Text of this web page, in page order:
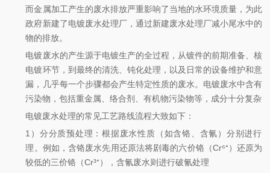
而金属加工产生的废水排放严重影响了当地的水环境质量，为此
政府新建了电镀废水处理厂，通过新建废水处理厂减小尾水中的
物的排放。
电镀废水的产生源于电镀生产的全过程，从镀件的前期准备、核
电镀环节，到最终的清洗、钝化处理，以及日常的设备维护和意
漏，几乎每一个步骤都会产生特定性质的废水。电镀废水中含有
污染物，包括重金属、络合剂、有机物污染物等，成分十分复杂。
电镀废水处理的常见工艺路线流程大致如下：
1）分分质预处理：根据废水性质（如含铬、含氰）分别进行
理。例如，含铬废水先用还原法将剧毒的六价铬（Cr⁶⁺）还原为
较低的三价铬（Cr³⁺），含氰废水则进行破氰处理